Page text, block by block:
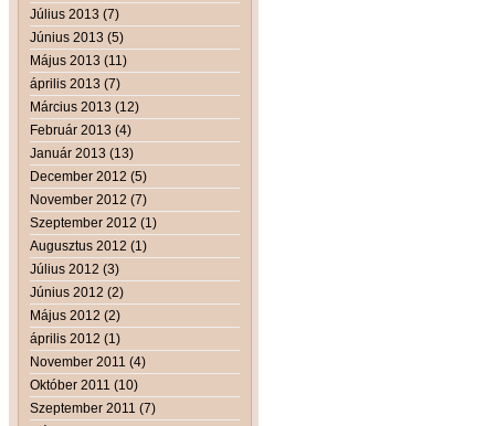
Július 2013 (7)
Június 2013 (5)
Május 2013 (11)
április 2013 (7)
Március 2013 (12)
Február 2013 (4)
Január 2013 (13)
December 2012 (5)
November 2012 (7)
Szeptember 2012 (1)
Augusztus 2012 (1)
Július 2012 (3)
Június 2012 (2)
Május 2012 (2)
április 2012 (1)
November 2011 (4)
Október 2011 (10)
Szeptember 2011 (7)